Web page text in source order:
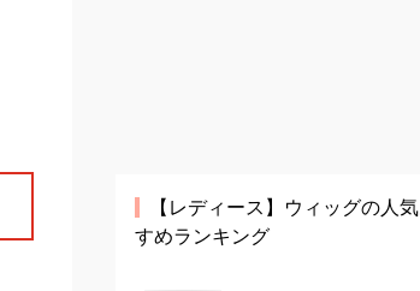
【レディース】 ウィッグの人
すめランキング